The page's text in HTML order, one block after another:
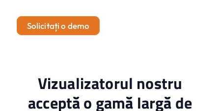
Solicitați o demo
Vizualizatorul nostru
acceptă o gamă largă de